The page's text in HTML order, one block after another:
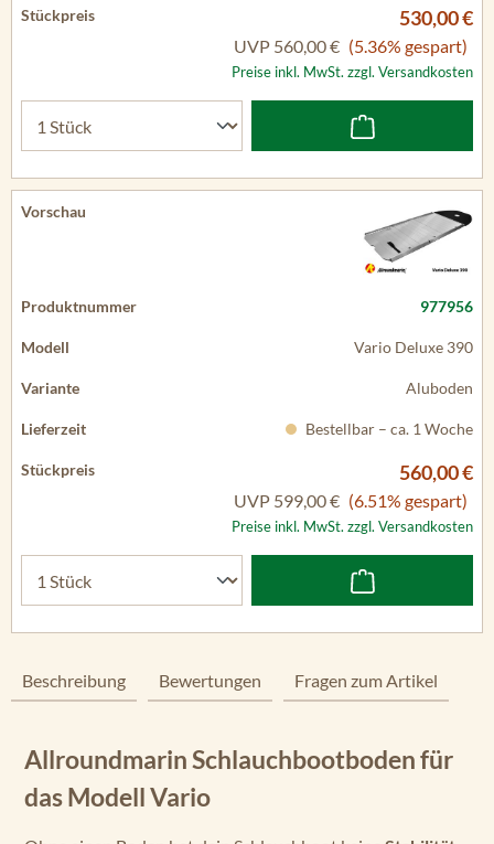
530,00 €
UVP 560,00 € (5.36% gespart)
Preise inkl. MwSt. zzgl. Versandkosten
977956
Vario Deluxe 390
Aluboden
Bestellbar – ca. 1 Woche
560,00 €
UVP 599,00 € (6.51% gespart)
Preise inkl. MwSt. zzgl. Versandkosten
Beschreibung Bewertungen Fragen zum Artikel
Allroundmarin Schlauchbootboden für
das Modell Vario